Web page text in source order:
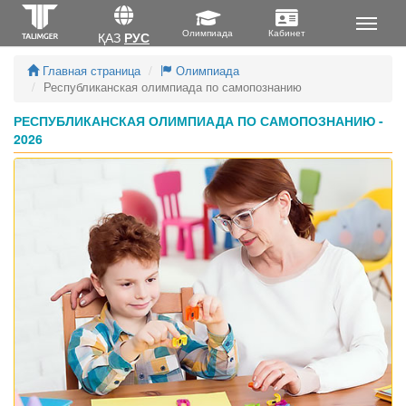
Главная страница
Олимпиада
Республиканская олимпиада по самопознанию
РЕСПУБЛИКАНСКАЯ ОЛИМПИАДА ПО САМОПОЗНАНИЮ -
2026
ҚАЗ РУС